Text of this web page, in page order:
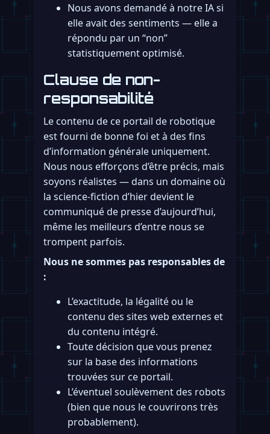
Nous avons demandé à notre IA si
elle avait des sentiments — elle a
répondu par un “non”
statistiquement optimisé.
Clause de non-
responsabilité
Le contenu de ce portail de robotique
est fourni de bonne foi et à des fins
d’information générale uniquement.
Nous nous efforçons d’être précis, mais
soyons réalistes — dans un domaine où
la science-fiction d’hier devient le
communiqué de presse d’aujourd’hui,
même les meilleurs d’entre nous se
trompent parfois.
Nous ne sommes pas responsables de
:
L’exactitude, la légalité ou le
contenu des sites web externes et
du contenu intégré.
Toute décision que vous prenez
sur la base des informations
trouvées sur ce portail.
L’éventuel soulèvement des robots
(bien que nous le couvrirons très
probablement).